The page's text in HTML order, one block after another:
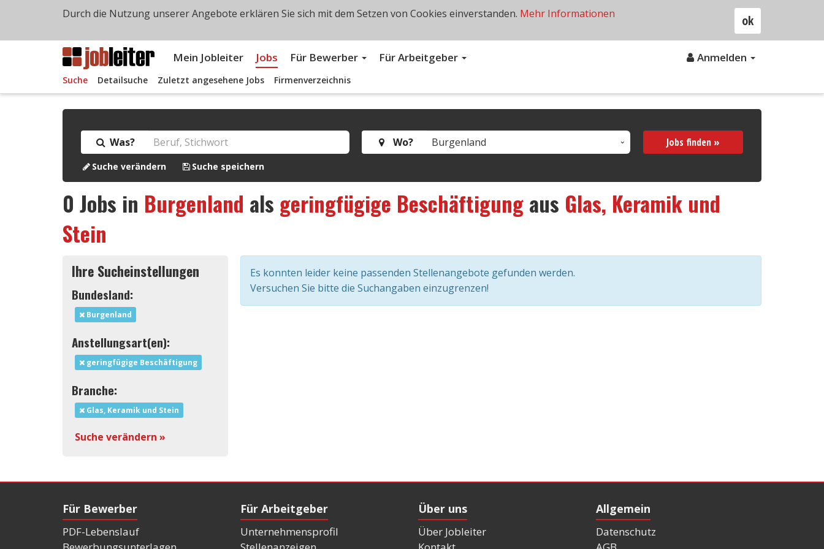
Mein Jobleiter Jobs Für Bewerber Für Arbeitgeber Anmelden
Suche Detailsuche Zuletzt angesehene Jobs Firmenverzeichnis
Was? Wo? Jobs finden »
Suche verändern Suche speichern
0 Jobs in Burgenland als geringfügige Beschäftigungaus Glas, Keramik und
Stein
Ihre Sucheinstellungen
Bundesland:
Burgenland
Anstellungsart(en):
geringfügige Beschäftigung
Branche:
Glas, Keramik und Stein
Suche verändern »
Es konnten leider keine passenden Stellenangebote gefunden werden.
Versuchen Sie bitte die Suchangaben einzugrenzen!
Für Bewerber
PDF-Lebenslauf
Für Arbeitgeber
Unternehmensprofil
Über uns
Über Jobleiter
Allgemein
Datenschutz
ok
Durch die Nutzung unserer Angebote erklären Sie sich mit dem Setzen von Cookies einverstanden. Mehr Informationen